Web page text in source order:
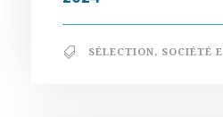
SÉLECTION, SOCIÉTÉ